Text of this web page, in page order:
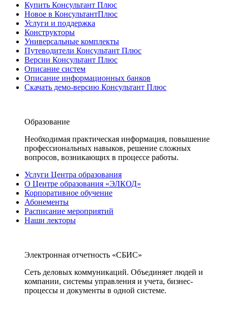
Купить Консультант Плюс
Новое в КонсультантПлюс
Услуги и поддержка
Конструкторы
Универсальные комплекты
Путеводители Консультант Плюс
Версии Консультант Плюс
Описание систем
Описание информационных банков
Скачать демо-версию Консультант Плюс
Образование
Необходимая практическая информация, повышение
профессиональных навыков, решение сложных
вопросов, возникающих в процессе работы.
Услуги Центра образования
О Центре образования «ЭЛКОД»
Корпоративное обучение
Абонементы
Расписание мероприятий
Наши лекторы
Электронная отчетность «СБИС»
Сеть деловых коммуникаций. Объединяет людей и
компании, системы управления и учета, бизнес-
процессы и документы в одной системе.